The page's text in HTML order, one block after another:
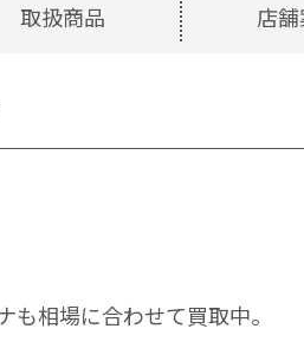
取扱商品 店
も相場に合わせて買取中。